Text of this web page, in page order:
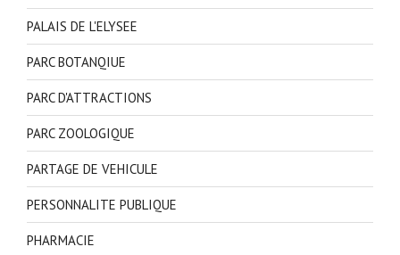
PALAIS DE L'ELYSEE
PARC BOTANQIUE
PARC D'ATTRACTIONS
PARC ZOOLOGIQUE
PARTAGE DE VEHICULE
PERSONNALITE PUBLIQUE
PHARMACIE